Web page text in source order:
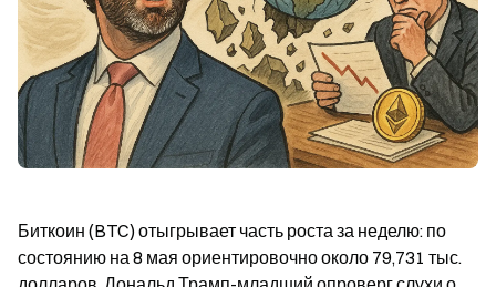
Биткоин (BTC) отыгрывает часть роста за неделю: по
состоянию на 8 мая ориентировочно около 79,731 тыс.